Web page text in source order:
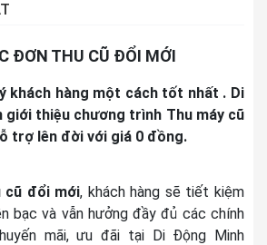
ĐƠN THU CŨ ĐỔI MỚI
khách hàng một cách tốt nhất . Di
giới thiệu chương trình Thu máy cũ
trợ lên đời với giá 0 đồng.
cũ đổi mới, khách hàng sẽ tiết kiệm
bạc và vẫn hưởng đầy đủ các chính
mãi, ưu đãi tại Di Động Minh